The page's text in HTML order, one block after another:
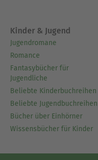
Kinder & Jugend
Jugendromane
Romance
Fantasybücher für
Jugendliche
Beliebte Kinderbuchreihen
Beliebte Jugendbuchreihen
Bücher über Einhörner
Wissensbücher für Kinder